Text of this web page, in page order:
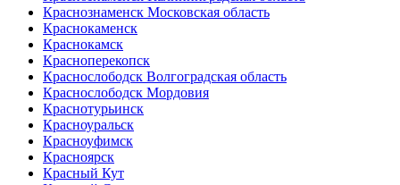
Краснознаменск Московская область
Краснокаменск
Краснокамск
Красноперекопск
Краснослободск Волгоградская область
Краснослободск Мордовия
Краснотурьинск
Красноуральск
Красноуфимск
Красноярск
Красный Кут